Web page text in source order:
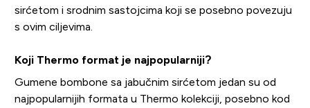
sirćetom i srodnim sastojcima koji se posebno povezuju
s ovim ciljevima.
Koji Thermo format je najpopularniji?
Gumene bombone sa jabučnim sirćetom jedan su od
najpopularnijih formata u Thermo kolekciji, posebno kod